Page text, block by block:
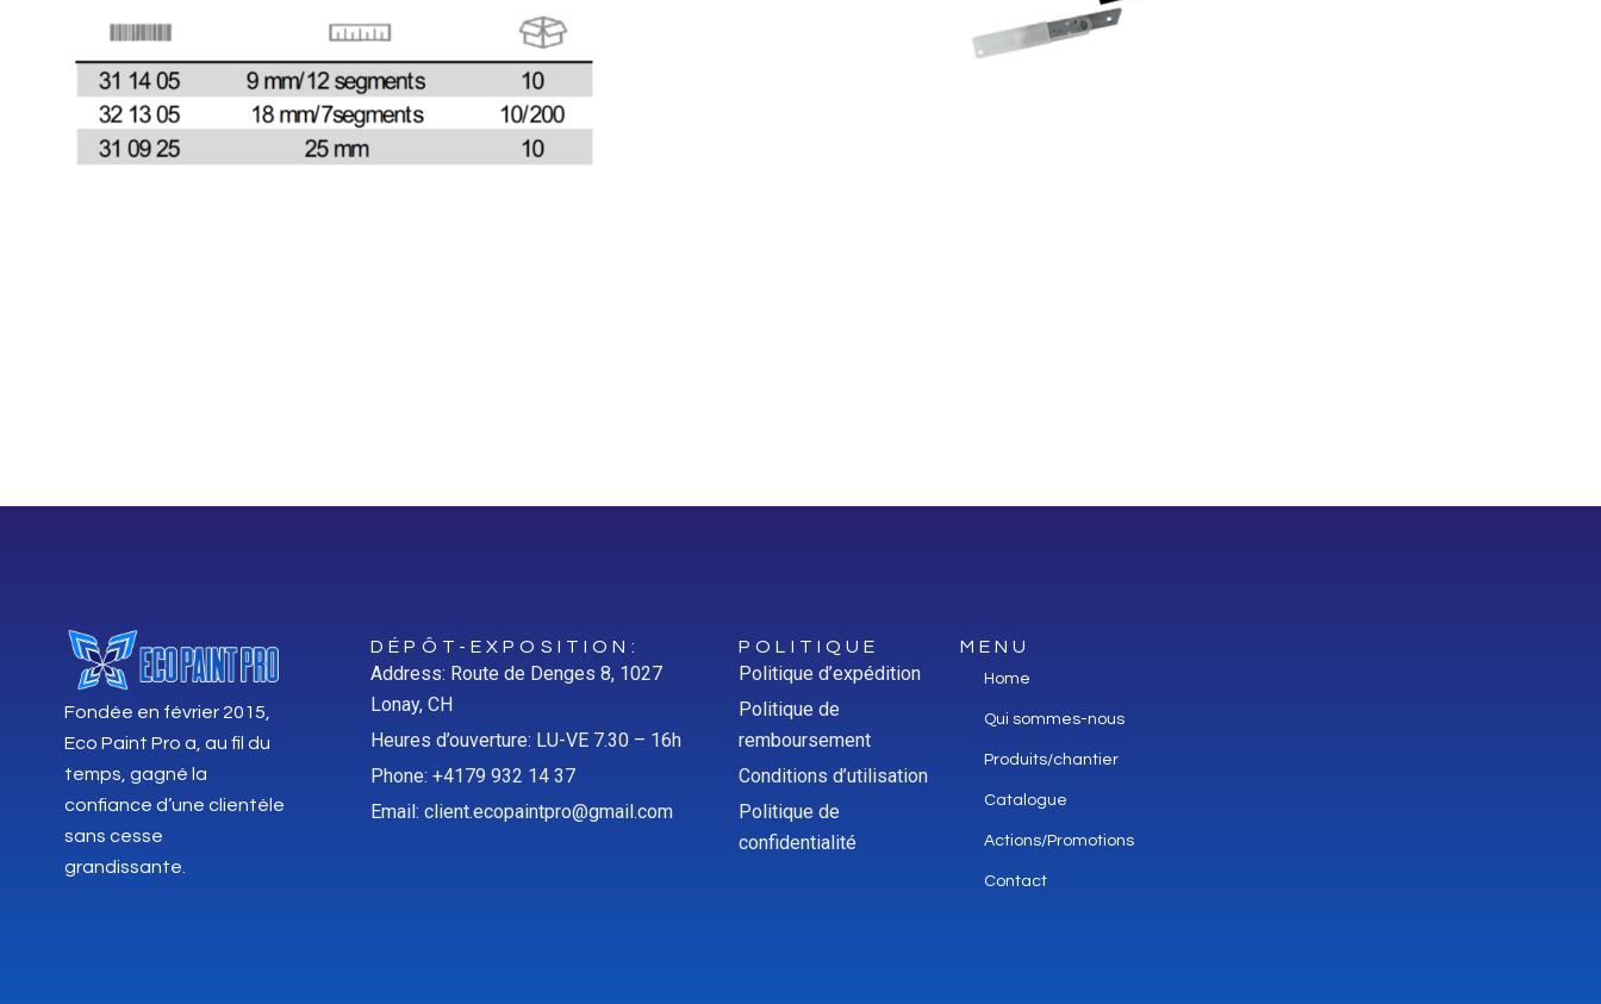
Fondée en février 2015,
Eco Paint Pro a, au fil du
temps, gagné la
confiance d’une clientèle
sans cesse
grandissante.
DÉPÔT-EXPOSITION:
Address: Route de Denges 8, 1027
Lonay, CH
Heures d’ouverture: LU-VE 7.30 – 16h
Phone: +4179 932 14 37
Email: client.ecopaintpro@gmail.com
POLITIQUE
Politique d’expédition
Politique de
remboursement
Conditions d’utilisation
Politique de
confidentialité
MENU
Home
Qui sommes-nous
Produits/chantier
Catalogue
Actions/Promotions
Contact